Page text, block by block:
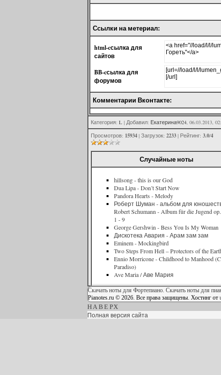
Ссылки на метериал:
html-cсылка для
сайтов
BB-cсылка для
форумов
Комментарии Вконтакте:
Категория: L | Добавил: Екатерина9024, 06.03.2013,
Просмотров: 15934 | Загрузок: 2233 | Рейтинг: 3.0/4
Случайные ноты
hillsong - this is our God
Dua Lipa - Don’t Start Now
Pandora Hearts - Melody
Роберт Шуман - альбом для
Robert Schumann - Album für die Jugend
1 - 9
George Gershwin - Bess You Is My Woman
Дискотека Авария - Арам зам зам
Eminem - Mockingbird
Two Steps From Hell – Protectors of the
Ennio Morricone - Childhood to Manhood
Paradiso)
Ave Maria / Аве Мария
Скачать ноты для Фортепиано. Скачать ноты для
Pianotes.ru © 2026. Все права защищены. Хостинг от
НАВЕРХ
Полная версия сайта